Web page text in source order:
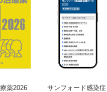
薬2026
サンフォード感染症